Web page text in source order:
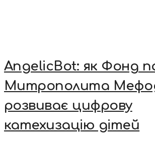
AngelicBot: як Фонд
Митрополита
розвиває цифрову
катехизацію дітей